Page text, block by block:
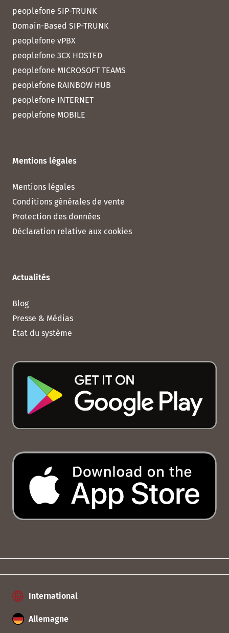
peoplefone SIP-TRUNK
Domain-Based SIP-TRUNK
peoplefone vPBX
peoplefone 3CX HOSTED
peoplefone MICROSOFT TEAMS
peoplefone RAINBOW HUB
peoplefone INTERNET
peoplefone MOBILE
Mentions légales
Mentions légales
Conditions générales de vente
Protection des données
Déclaration relative aux cookies
Actualités
Blog
Presse & Médias
État du système
International
Allemagne